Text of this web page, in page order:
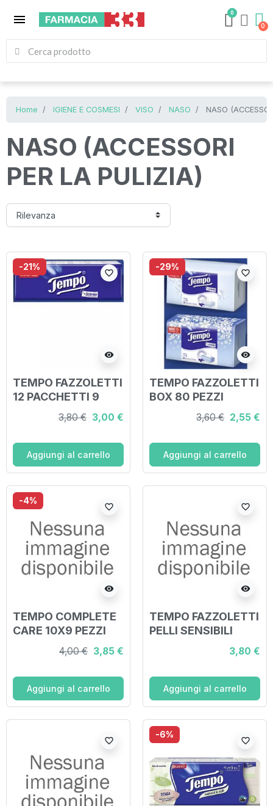
menu 0
Home IGIENE E COSMESI VISO NASO NASO
NASO (ACCESSORI
PER LA PULIZIA)
-21%
visibility
favorite_border
TEMPO FAZZOLETTI
12 PACCHETTI 9
3,80 € 3,00 €
Aggiungi al carrello
-29%
visibility
favorite_border
TEMPO FAZZOLETTI
BOX 80 PEZZI
3,60 € 2,55 €
Aggiungi al carrello
-4%
visibility
favorite_border
TEMPO COMPLETE
CARE 10X9 PEZZI
4,00 € 3,85 €
Aggiungi al carrello
visibility
favorite_border
TEMPO FAZZOLETTI
PELLI SENSIBILI
3,80 €
Aggiungi al carrello
favorite_border
-6%
favorite_border